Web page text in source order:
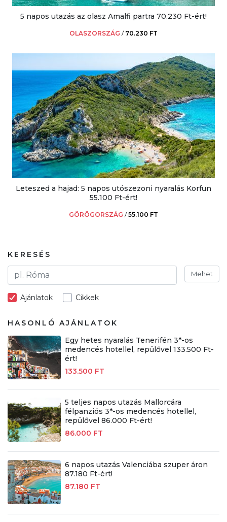
5 napos utazás az olasz Amalfi partra 70.230 Ft-ért!
OLASZORSZÁG / 70.230 FT
Leteszed a hajad: 5 napos utószezoni nyaralás Korfun
55.100 Ft-ért!
GÖRÖGORSZÁG /55.100 FT
KERESÉS
Mehet
Ajánlatok Cikkek
HASONLÓ AJÁNLATOK
Egy hetes nyaralás Tenerifén 3*-os
medencés hotellel, repülővel 133.500 Ft-
ért!
133.500 FT
5 teljes napos utazás Mallorcára
félpanziós 3*-os medencés hotellel,
repülővel 86.000 Ft-ért!
86.000 FT
6 napos utazás Valenciába szuper áron
87.180 Ft-ért!
87.180 FT